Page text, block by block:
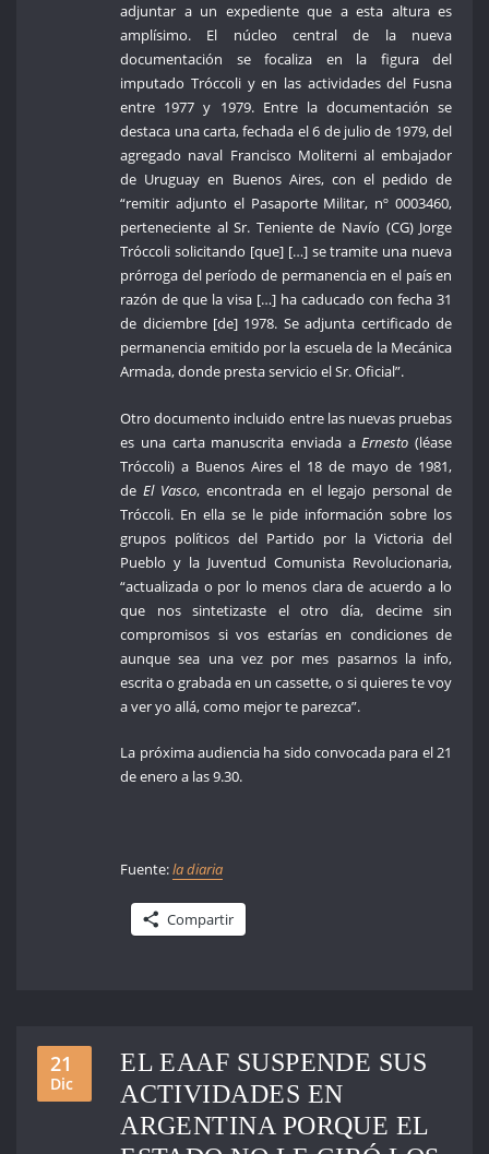
adjuntar a un expediente que a esta altura es
amplísimo. El núcleo central de la nueva
documentación se focaliza en la figura del
imputado Tróccoli y en las actividades del Fusna
entre 1977 y 1979. Entre la documentación se
destaca una carta, fechada el 6 de julio de 1979, del
agregado naval Francisco Moliterni al embajador
de Uruguay en Buenos Aires, con el pedido de
“remitir adjunto el Pasaporte Militar, nº 0003460,
perteneciente al Sr. Teniente de Navío (CG) Jorge
Tróccoli solicitando [que] […] se tramite una nueva
prórroga del período de permanencia en el país en
razón de que la visa […] ha caducado con fecha 31
de diciembre [de] 1978. Se adjunta certificado de
permanencia emitido por la escuela de la Mecánica
Armada, donde presta servicio el Sr. Oficial”.
Otro documento incluido entre las nuevas pruebas
es una carta manuscrita enviada aErnesto (léase
Tróccoli) a Buenos Aires el 18 de mayo de 1981,
de El Vasco, encontrada en el legajo personal de
Tróccoli. En ella se le pide información sobre los
grupos políticos del Partido por la Victoria del
Pueblo y la Juventud Comunista Revolucionaria,
“actualizada o por lo menos clara de acuerdo a lo
que nos sintetizaste el otro día, decime sin
compromisos si vos estarías en condiciones de
aunque sea una vez por mes pasarnos la info,
escrita o grabada en un cassette, o si quieres te voy
a ver yo allá, como mejor te parezca”.
La próxima audiencia ha sido convocada para el 21
de enero a las 9.30.
Fuente:la diaria
Compartir
21
Dic
EL EAAF SUSPENDE SUS
ACTIVIDADES EN
ARGENTINA PORQUE EL